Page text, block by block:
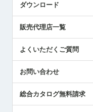
社員ブログ
中小企業のBCP地震対策
センサのテクニカルガイド
社長ブログ
ダウンロード
販売代理店一覧
よくいただくご質問
お問い合わせ
総合カタログ無料請求